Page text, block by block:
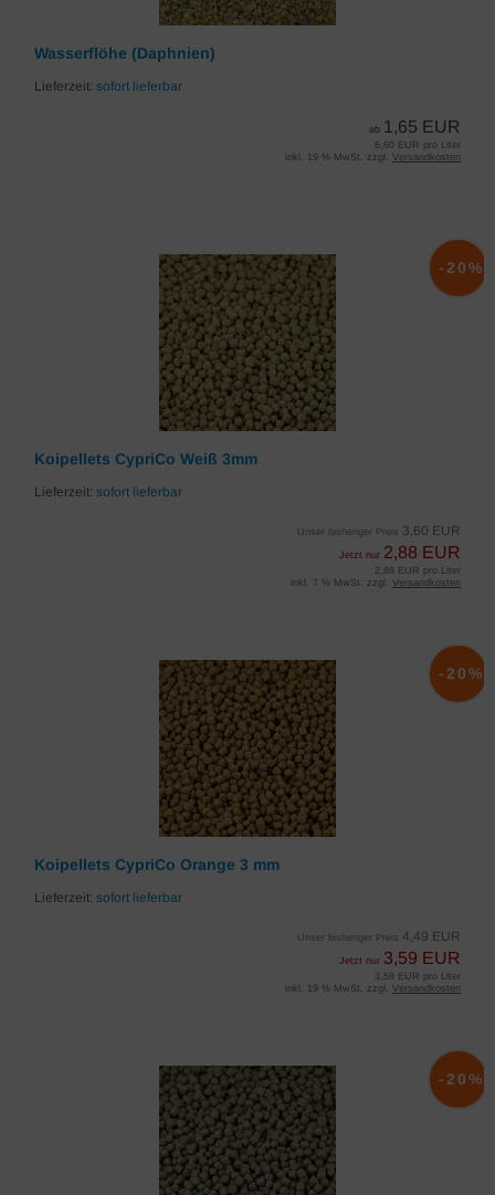
Wasserflöhe (Daphnien)
Lieferzeit: sofort lieferbar
ab 1,65 EUR
6,60 EUR pro Liter
inkl. 19 % MwSt. zzgl. Versandkosten
Koipellets CypriCo Weiß 3mm
Lieferzeit: sofort lieferbar
Unser bisheriger Preis 3,60 EUR
Jetzt nur 2,88 EUR
-20%
2,88 EUR pro Liter
inkl. 7 % MwSt. zzgl. Versandkosten
Koipellets CypriCo Orange 3 mm
Lieferzeit: sofort lieferbar
Unser bisheriger Preis 4,49 EUR
Jetzt nur 3,59 EUR
-20%
3,59 EUR pro Liter
inkl. 19 % MwSt. zzgl. Versandkosten
-20%